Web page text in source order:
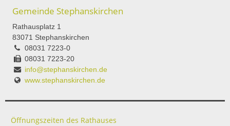
Gemeinde Stephanskirchen
Rathausplatz 1
83071 Stephanskirchen
08031 7223-0
08031 7223-20
info@stephanskirchen.de
www.stephanskirchen.de
Öffnungszeiten des Rathauses